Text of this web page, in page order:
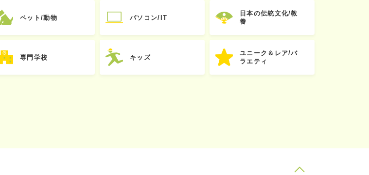
ペット/動物 パソコン/IT
日本の伝統文化/教
養
専門学校 キッズ
ユニーク＆レア/バ
ラエティ